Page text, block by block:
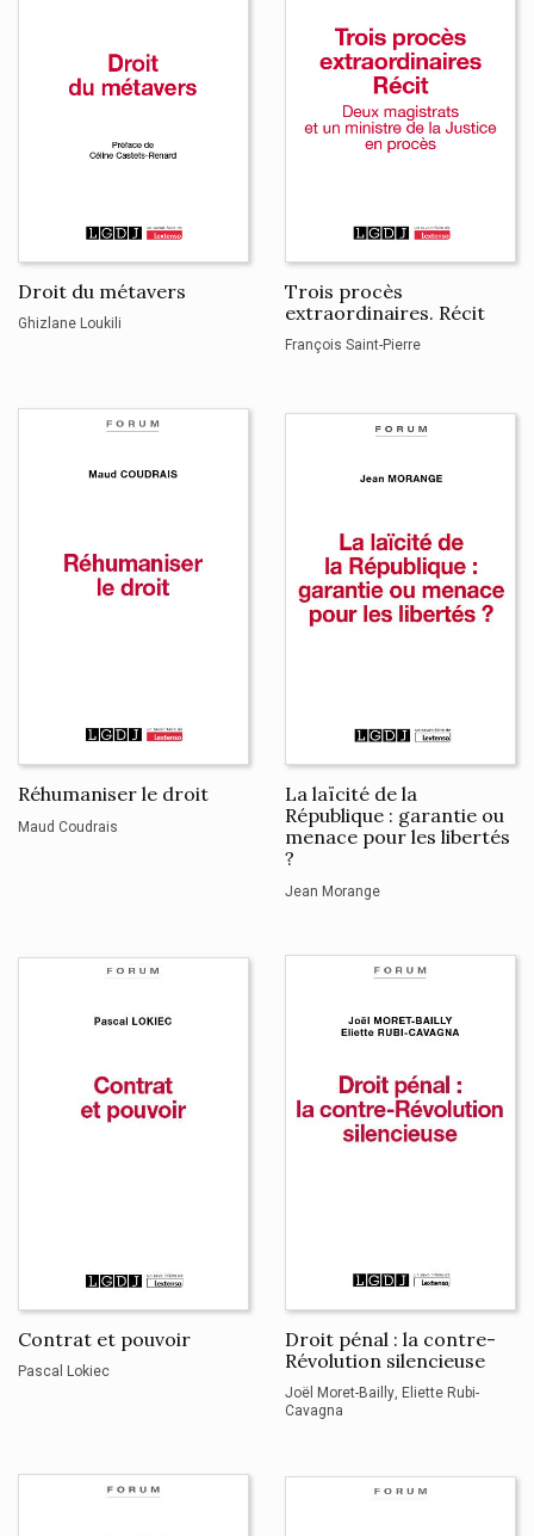
Droit du métavers
Ghizlane Loukili
Trois procès
extraordinaires. Récit
François Saint-Pierre
Réhumaniser le droit
Maud Coudrais
La laïcité de la
République : garantie ou
menace pour les libertés
?
Jean Morange
Contrat et pouvoir
Pascal Lokiec
Droit pénal : la contre-
Révolution silencieuse
Joël Moret-Bailly Eliette Rubi-
Cavagna